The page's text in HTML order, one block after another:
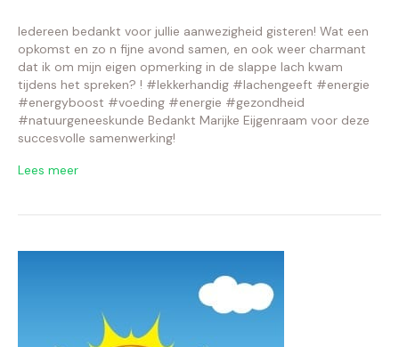
Iedereen bedankt voor jullie aanwezigheid gisteren! Wat een
opkomst en zo n fijne avond samen, en ook weer charmant
dat ik om mijn eigen opmerking in de slappe lach kwam
tijdens het spreken? ! #lekkerhandig #lachengeeft #energie
#energyboost #voeding #energie #gezondheid
#natuurgeneeskunde Bedankt Marijke Eijgenraam voor deze
succesvolle samenwerking!
Lees meer